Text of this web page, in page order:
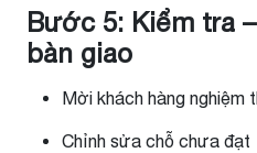
Bước 5: Kiểm tra
bàn giao
Mời khách hàng nghiệm
Chỉnh sửa chỗ chưa đạt